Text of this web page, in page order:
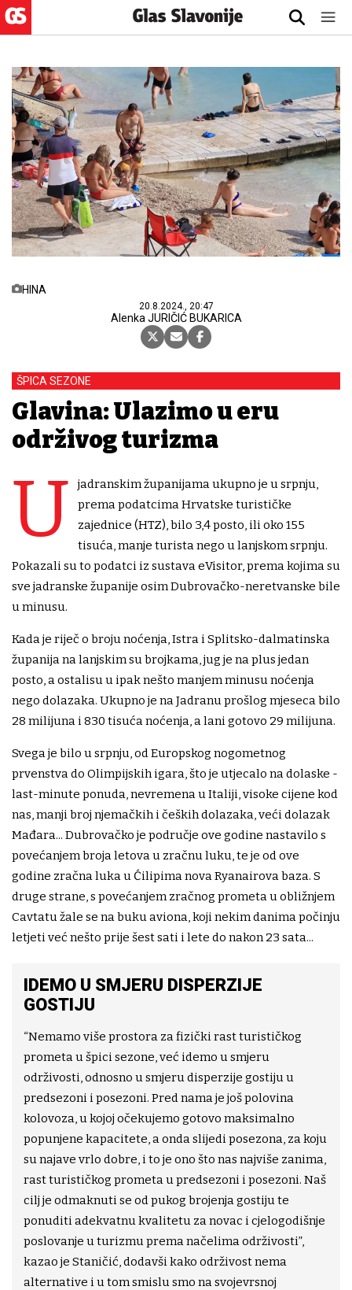
HINA
20.8.2024., 20:47
Alenka JURIČIĆ BUKARICA
ŠPICA SEZONE
Glavina: Ulazimo u eru
održivog turizma
U
jadranskim županijama ukupno je u srpnju,
prema podatcima Hrvatske turističke
zajednice (HTZ), bilo 3,4 posto, ili oko 155
tisuća, manje turista nego u lanjskom srpnju.
Pokazali su to podatci iz sustava eVisitor, prema kojima su
sve jadranske županije osim Dubrovačko-neretvanske bile
u minusu.
Kada je riječ o broju noćenja, Istra i Splitsko-dalmatinska
županija na lanjskim su brojkama, jug je na plus jedan
posto, a ostalisu u ipak nešto manjem minusu noćenja
nego dolazaka. Ukupno je na Jadranu prošlog mjeseca bilo
28 milijuna i 830 tisuća noćenja, a lani gotovo 29 milijuna.
Svega je bilo u srpnju, od Europskog nogometnog
prvenstva do Olimpijskih igara, što je utjecalo na dolaske -
last-minute ponuda, nevremena u Italiji, visoke cijene kod
nas, manji broj njemačkih i čeških dolazaka, veći dolazak
Mađara... Dubrovačko je područje ove godine nastavilo s
povećanjem broja letova u zračnu luku, te je od ove
godine zračna luka u Ćilipima nova Ryanairova baza. S
druge strane, s povećanjem zračnog prometa u obližnjem
Cavtatu žale se na buku aviona, koji nekim danima počinju
letjeti već nešto prije šest sati i lete do nakon 23 sata...
IDEMO U SMJERU DISPERZIJE
GOSTIJU
“Nemamo više prostora za fizički rast turističkog
prometa u špici sezone, već idemo u smjeru
održivosti, odnosno u smjeru disperzije gostiju u
predsezoni i posezoni. Pred nama je još polovina
kolovoza, u kojoj očekujemo gotovo maksimalno
popunjene kapacitete, a onda slijedi posezona, za koju
su najave vrlo dobre, i to je ono što nas najviše zanima,
rast turističkog prometa u predsezoni i posezoni. Naš
cilj je odmaknuti se od pukog brojenja gostiju te
ponuditi adekvatnu kvalitetu za novac i cjelogodišnje
poslovanje u turizmu prema načelima održivosti”,
kazao je Staničić, dodavši kako održivost nema
alternative i u tom smislu smo na svojevrsnoj